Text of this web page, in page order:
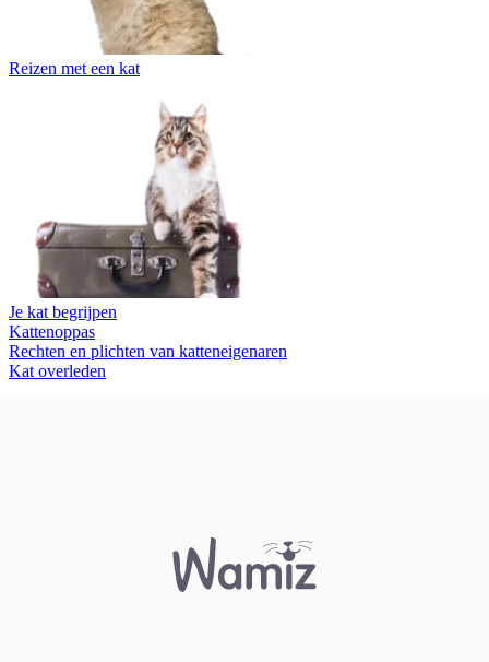
Reizen met een kat
Je kat begrijpen
Kattenoppas
Rechten en plichten van katteneigenaren
Kat overleden